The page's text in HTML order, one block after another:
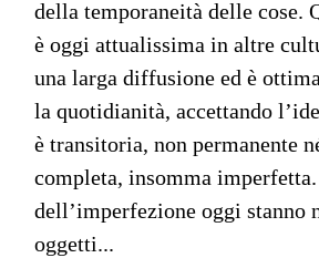
della temporaneità delle cose.
è oggi attualissima in altre
una larga diffusione ed è
la quotidianità, accettando
è transitoria, non permanente
completa, insomma
dell’imperfezione oggi stanno
oggetti...